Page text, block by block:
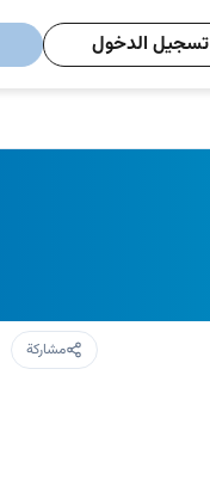
تسجيل الدخول
مشاركة